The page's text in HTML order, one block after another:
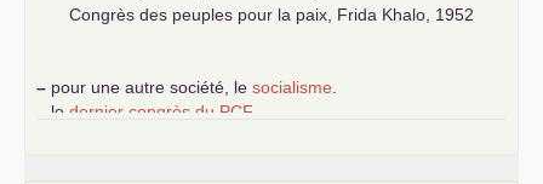
Congrès des peuples pour la paix, Frida Khalo, 1952
– pour une autre société, le socialisme
le dernier congrès du PCF